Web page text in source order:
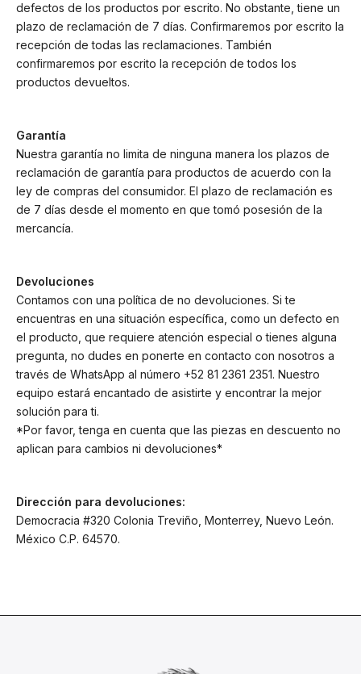
defectos de los productos por escrito. No obstante, tiene un
plazo de reclamación de 7 días. Confirmaremos por escrito la
recepción de todas las reclamaciones. También
confirmaremos por escrito la recepción de todos los
productos devueltos.
Garantía
Nuestra garantía no limita de ninguna manera los plazos de
reclamación de garantía para productos de acuerdo con la
ley de compras del consumidor. El plazo de reclamación es
de 7 días desde el momento en que tomó posesión de la
mercancía.
Devoluciones
Contamos con una política de no devoluciones. Si te
encuentras en una situación específica, como un defecto en
el producto, que requiere atención especial o tienes alguna
pregunta, no dudes en ponerte en contacto con nosotros a
través de WhatsApp al número +52 81 2361 2351. Nuestro
equipo estará encantado de asistirte y encontrar la mejor
solución para ti.
*Por favor, tenga en cuenta que las piezas en descuento no
aplican para cambios ni devoluciones*
Dirección para devoluciones:
Democracia #320 Colonia Treviño, Monterrey, Nuevo León.
México C.P. 64570.